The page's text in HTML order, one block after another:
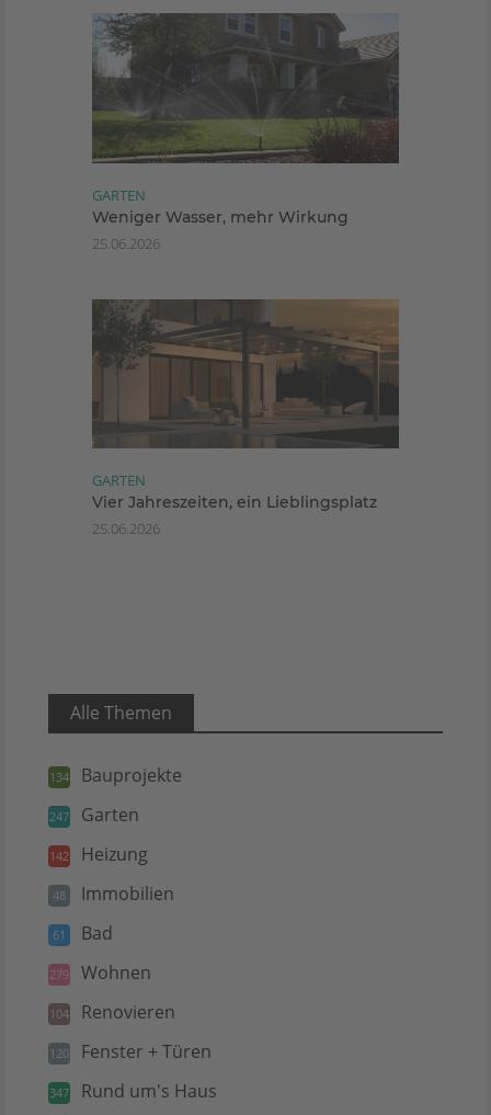
GARTEN
Weniger Wasser, mehr Wirkung
25.06.2026
GARTEN
Vier Jahreszeiten, ein Lieblingsplatz
25.06.2026
Alle Themen
134 Bauprojekte
247 Garten
142 Heizung
48 Immobilien
61 Bad
279 Wohnen
104 Renovieren
120 Fenster + Türen
347 Rund um's Haus